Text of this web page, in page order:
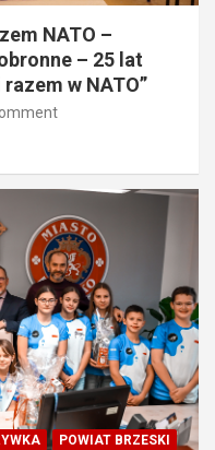
NATO –
– 25 lat
w NATO”
POWIAT BRZESKI